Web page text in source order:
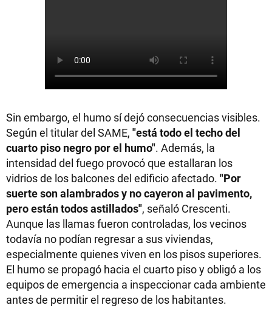
Sin embargo, el humo sí dejó consecuencias visibles.
Según el titular del SAME, "está todo el techo del
cuarto piso negro por el humo". Además, la
intensidad del fuego provocó que estallaran los
vidrios de los balcones del edificio afectado. "Por
suerte son alambrados y no cayeron al pavimento,
pero están todos astillados", señaló Crescenti.
Aunque las llamas fueron controladas, los vecinos
todavía no podían regresar a sus viviendas,
especialmente quienes viven en los pisos superiores.
El humo se propagó hacia el cuarto piso y obligó a los
equipos de emergencia a inspeccionar cada ambiente
antes de permitir el regreso de los habitantes.